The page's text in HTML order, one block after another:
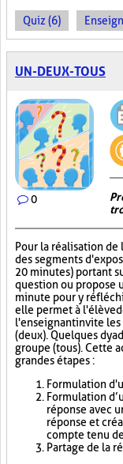
Quiz (6)
UN-DEUX-TOUS
0
Pour la réalisation
des segments
20 minutes) portant
question ou propose
minute pour y
elle permet à l'élève
l'enseignant invite
(deux). Quelques
groupe (tous). Cette
grandes étapes :
Formulation
Formulation
réponse avec
réponse et
compte tenu
Partage de la